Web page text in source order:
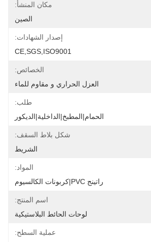
مكان المنشأ:
الصين
إصدار الشهادات:
CE,SGS,ISO9001
الخصائص:
العزل الحراري و مقاوم للماء
طلب:
الحمام|المطبخ|الداخلية|الديكور
شكل بلاط السقف:
الشريط
المواد:
راتينج PVC|كربونات الكالسيوم
اسم المنتج:
لوحات الحائط البلاستيكية
عملية السطح: